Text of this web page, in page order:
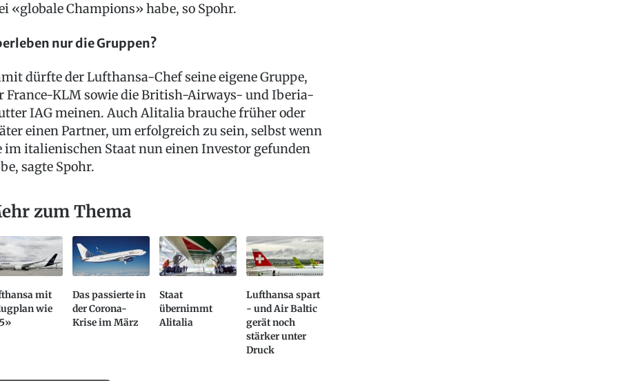
«globale Champions» habe, so Spohr.
nur die Gruppen?
dürfte der Lufthansa-Chef seine eigene Gruppe,
France-KLM sowie die British-Airways- und Iberia-
IAG meinen. Auch Alitalia brauche früher oder
einen Partner, um erfolgreich zu sein, selbst wenn
im italienischen Staat nun einen Investor gefunden
sagte Spohr.
zum Thema
mit
wie
Das passierte in
der Corona-
Krise im März
Staat
übernimmt
Alitalia
Lufthansa spart
- und Air Baltic
gerät noch
stärker unter
Druck